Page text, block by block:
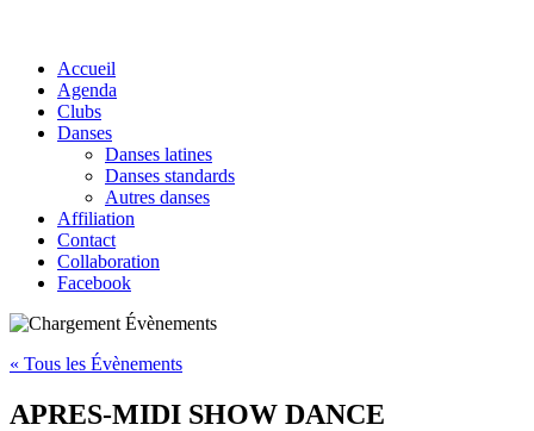
Accueil
Agenda
Clubs
Danses
Danses latines
Danses standards
Autres danses
Affiliation
Contact
Collaboration
Facebook
« Tous les Évènements
APRES-MIDI SHOW DANCE